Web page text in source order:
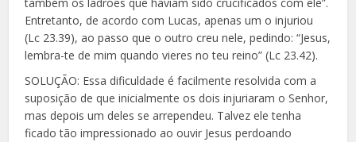
também os ladrões que haviam sido crucificados com ele”.
Entretanto, de acordo com Lucas, apenas um o injuriou
(Lc 23.39), ao passo que o outro creu nele, pedindo: “Jesus,
lembra-te de mim quando vieres no teu reino” (Lc 23.42).
SOLUÇÃO: Essa dificuldade é facilmente resolvida com a
suposição de que inicialmente os dois injuriaram o Senhor,
mas depois um deles se arrependeu. Talvez ele tenha
ficado tão impressionado ao ouvir Jesus perdoando